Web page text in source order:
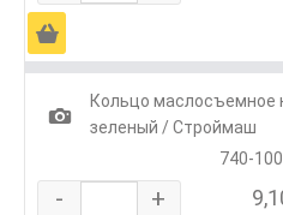
Ä
1
Кольцо маслосъемное
зеленый / Строймаш
740-
- +